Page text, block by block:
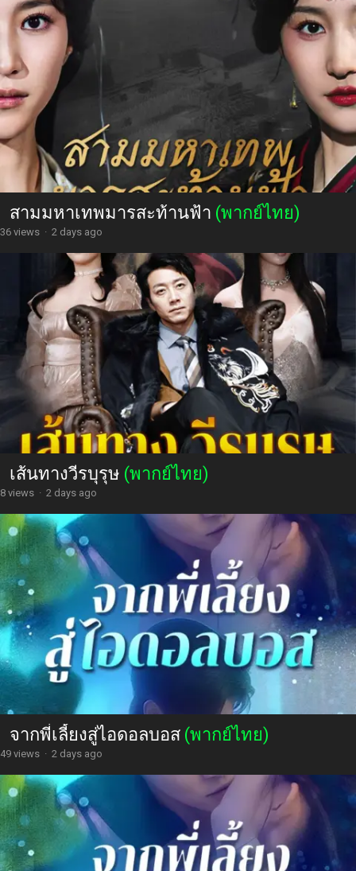
สามมหาเทพมารสะท้านฟ้า (พากย์ไทย)
36 views · 2 days ago
เส้นทางวีรบุรุษ (พากย์ไทย)
8 views · 2 days ago
จากพี่เลี้ยงสู่ไอดอลบอส (พากย์ไทย)
49 views · 2 days ago